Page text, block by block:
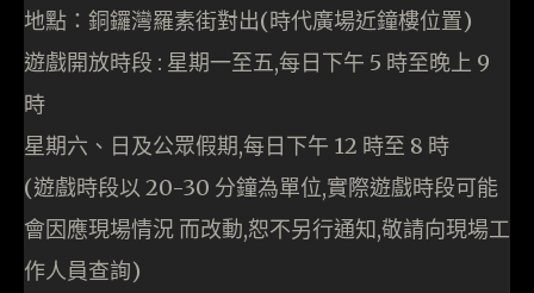
地點：銅鑼灣羅素街對出(時代廣場近鐘樓位置)
遊戲開放時段 : 星期一至五,每日下午 5 時至晚上 9
時
星期六、日及公眾假期,每日下午 12 時至 8 時
(遊戲時段以 20-30 分鐘為單位,實際遊戲時段可能
會因應現場情況 而改動,恕不另行通知,敬請向現場工
作人員查詢)